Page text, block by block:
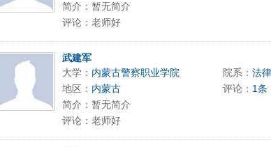
简介：暂无简介
评论：老师好
武建军
大学： 内蒙古警察职业学院 院系： 法律
地区： 内蒙古 评论： 1条
简介：暂无简介
评论：老师好